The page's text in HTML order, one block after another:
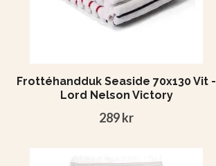
Frottéhandduk Seaside 70x130 Vit -
Lord Nelson Victory
289 kr